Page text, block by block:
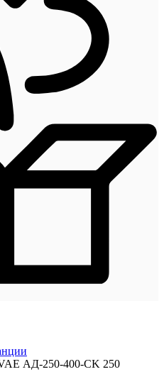
АД-250-400-CK 250